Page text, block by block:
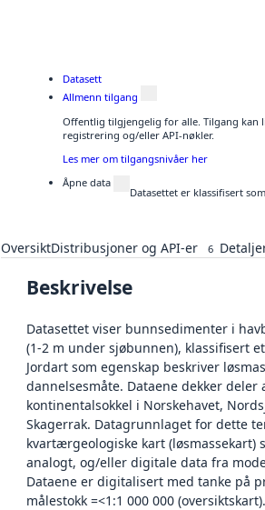
Datasett
Allmenn tilgang
Offentlig tilgjengelig for alle. Tilgang kan
registrering og/eller API-nøkler.
Les mer om tilgangsnivåer her
Åpne data
Datasettet er klassifisert
OversiktDistribusjoner og API-er 6
Beskrivelse
Datasettet viser bunnsedimenter i
(1-2 m under sjøbunnen), klassifisert
Jordart som egenskap beskriver
dannelsesmåte. Dataene dekker deler
kontinentalsokkel i Norskehavet,
Skagerrak. Datagrunnlaget for dette
kvartærgeologiske kart (løsmassekart)
analogt, og/eller digitale data fra
Dataene er digitalisert med tanke på
målestokk =<1:1 000 000 (oversiktskart).